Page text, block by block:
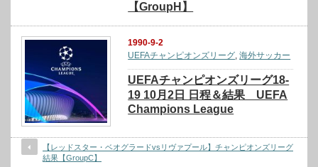
【GroupH】
1990-9-2
UEFAチャンピオンズリーグ,海外サッカー
UEFAチャンピオンズリーグ18-
19 10月2日 日程＆結果 UEFA
Champions League
【レッドスター・ベオグラードvsリヴァプール】チャンピオンズリーグ
結果【GroupC】